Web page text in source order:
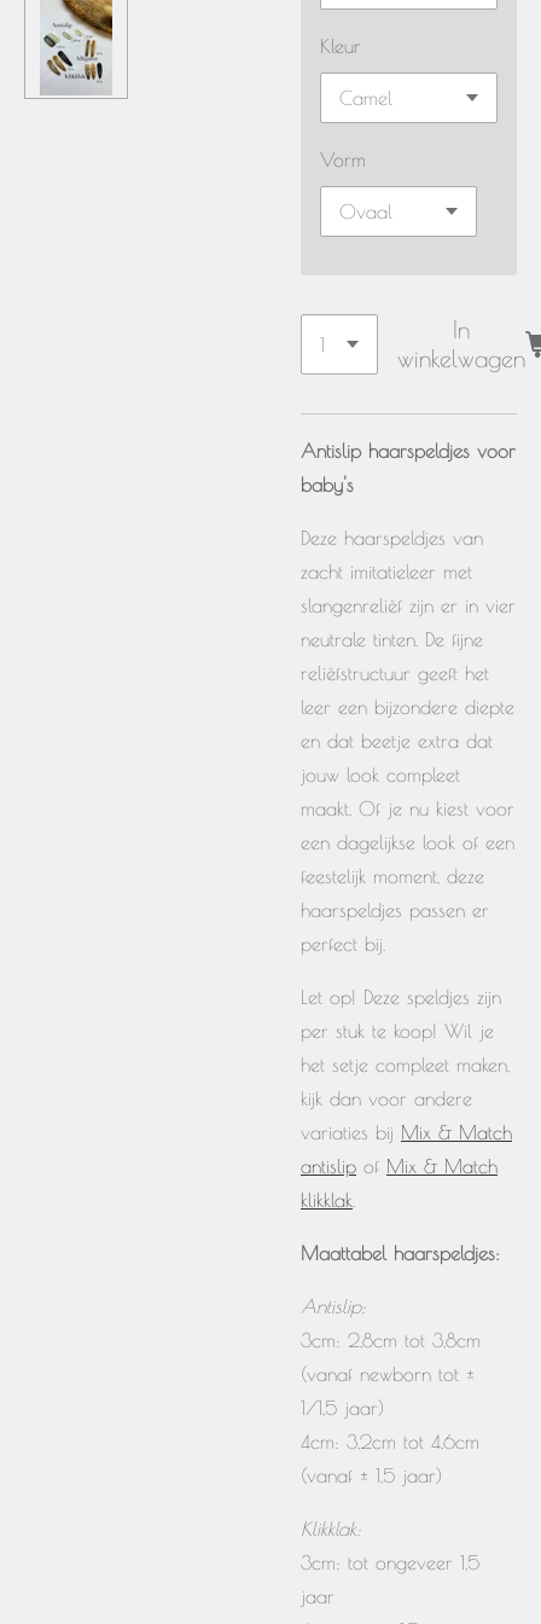
Kleur
Vorm
In
winkelwagen
Antislip haarspeldjes voor
baby's
Deze haarspeldjes van
zacht imitatieleer met
slangenreliëf zijn er in vier
neutrale tinten. De fijne
reliëfstructuur geeft het
leer een bijzondere diepte
en dat beetje extra dat
jouw look compleet
maakt. Of je nu kiest voor
een dagelijkse look of een
feestelijk moment, deze
haarspeldjes passen er
perfect bij.
Let op! Deze speldjes zijn
per stuk te koop! Wil je
het setje compleet maken,
kijk dan voor andere
variaties bij Mix & Match
antislip of Mix & Match
klikklak
Maattabel haarspeldjes:
Antislip:
3cm: 2,8cm tot 3,8cm
(vanaf newborn tot ±
1/1,5 jaar)
4cm: 3,2cm tot 4,6cm
(vanaf ± 1,5 jaar)
Klikklak:
3cm: tot ongeveer 1,5
jaar